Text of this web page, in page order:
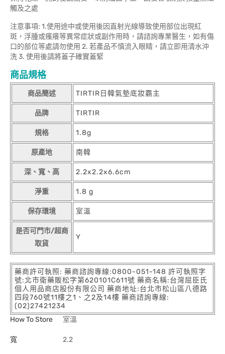
觸及之處
注意事項: 1.使用途中或使用後因直射光線導致使用部位出現紅
斑，浮腫或瘙癢等異常症狀或副作用時，請諮詢專業醫生，如有傷
口的部位等處請勿使用 2. 若產品不慎流入眼睛，請立即用清水沖
洗 3. 使用後請將蓋子確實蓋緊
商品規格
商品簡述 TIRTIR日韓氣墊底妝霸主
品牌 TIRTIR
規格 1.8g
原產地 南韓
深、寬、高 2.2x2.2x6.6cm
淨重 1.8 g
保存環境 室溫
是否可門市/超商
取貨
Y
藥商許可執照: 藥商諮詢專線:0800-051-148 許可執照字
號:北市衛藥販松字第620101C611號 藥商名稱:台灣屈臣氏
個人用品商店股份有限公司 藥商地址:台北市松山區八德路
四段760號11樓之1、之2及14樓 藥商諮詢專線:
(02)27421234
How To Store
室溫
寬 2.2